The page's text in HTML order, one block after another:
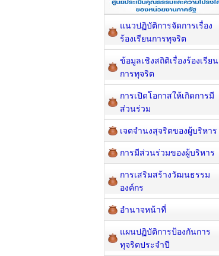
แนวปฏิบัติการจัดการเรื่อง
ร้องเรียนการทุจริต
ข้อมูลเชิงสถิติเรื่องร้องเรียน
การทุจริต
การเปิดโอกาสให้เกิดการมี
ส่วนร่วม
เจตจำนงสุจริตของผู้บริหาร
การมีส่วนร่วมของผู้บริหาร
การเสริมสร้างวัฒนธรรม
องค์กร
อำนาจหน้าที่
แผนปฏิบัติการป้องกันการ
ทุจริตประจำปี